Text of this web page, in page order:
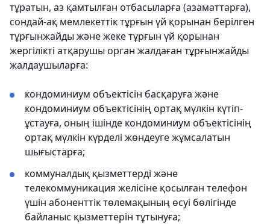
тұратын, аз қамтылған отбасыларға (азаматтарға),
сондай-ақ мемлекеттік тұрғын үй қорынан берілген
тұрғынжайды және жеке тұрғын үй қорынан
жергілікті атқарушы орган жалдаған тұрғынжайды
жалдаушыларға:
кондоминиум объектісін басқаруға және
кондоминиум объектісінің ортақ мүлкін күтіп-
ұстауға, оның ішінде кондоминиум объектісінің
ортақ мүлкін күрделі жөндеуге жұмсалатын
шығыстарға;
коммуналдық қызметтерді және
телекоммуникация желісіне қосылған телефон
үшін абоненттік төлемақының өсуі бөлігінде
байланыс қызметтерін тұтынуға;